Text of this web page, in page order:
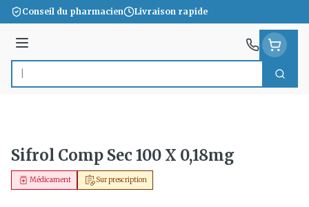
Aller au contenu
Conseil du pharmacien Livraison rapide
Menu
Rechercher
Sifrol Comp Sec 100 X 0,18mg
Sur prescription
Médicament